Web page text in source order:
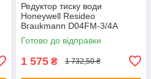
Редуктор тиску води
Honeywell Resideo
Braukmann D04FM-3/4A
Готово до відправки
1 575 ₴ 1 732,50 ₴